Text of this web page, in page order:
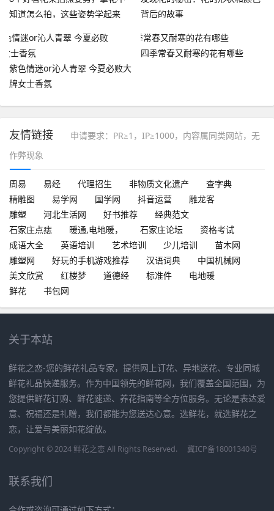
知道怎么拍，这些姿势学起来
背后的故事
紫色情迷or沁人青翠 今夏必败大
牌女士香氛
四季常春又耐寒的花有哪些
友情链接
申请要求：PR≥1，IP≥1000，内容属同类网站，无
作弊现象
周易 易经 代理招生 非物质文化遗产
查字典
精雕图
易学网 国学网 抖音运营
雕龙客
雕塑
河北生活网 好书推荐
经典范文
石家庄点痣
暖通,电地暖， 石家庄论坛
资格考试
成语大全
英语培训 艺术培训 少儿培训
苗木网
雕塑网
好玩的手机游戏推荐 汉语词典
中国机械网
美文欣赏
红楼梦 道德经 标准件
电地暖
鲜花
书包网
关于本站
鲜花之恋-您的鲜花礼品专家，提供网上订花、异地送花、专业同城
鲜花礼品快递服务。作为中国领先的鲜花网，我们覆盖全国范围，为
您提供鲜花订购、鲜花速递、养花指南等全方位服务。无论是表达爱
意、祝福还是礼赠，我们都能为您送达心意。选鲜花，就选鲜花之
恋，让爱与美丽如花绽放。
Copyright © 2024 鲜花之恋 All Rights Reserved. 冀ICP备18001340号
联系我们